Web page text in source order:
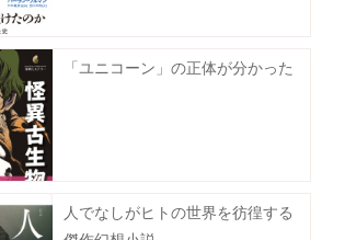
「ユニコーン」の正体が分かった
人でなしがヒトの世界を彷徨する